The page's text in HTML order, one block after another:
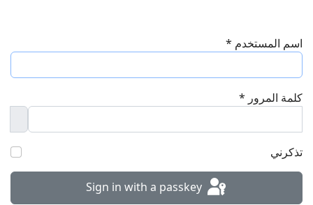
اسم المستخدم *
كلمة المرور *
تذكرني